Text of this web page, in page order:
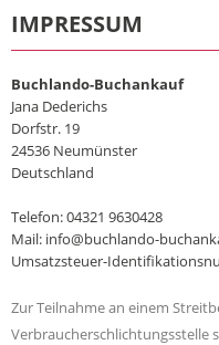
IMPRESSUM
Buchlando-Buchankauf
Jana Dederichs
Dorfstr. 19
24536 Neumünster
Deutschland
Telefon: 04321 9630428
Mail: info@buchlando-
Umsatzsteuer-
Zur Teilnahme an einem